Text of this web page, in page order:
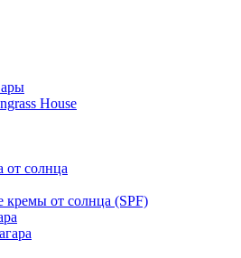
House
от солнца
кремы от солнца (SPF)